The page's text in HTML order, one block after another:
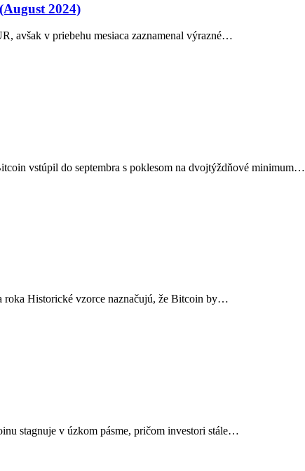
2024)
avšak v priebehu mesiaca zaznamenal výrazné…
vstúpil do septembra s poklesom na dvojtýždňové minimum…
roka Historické vzorce naznačujú, že Bitcoin by…
stagnuje v úzkom pásme, pričom investori stále…